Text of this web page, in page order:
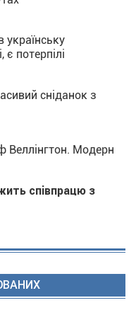
українську
є потерпілі
сніданок з
Веллінгтон. Модерн
співпрацю з